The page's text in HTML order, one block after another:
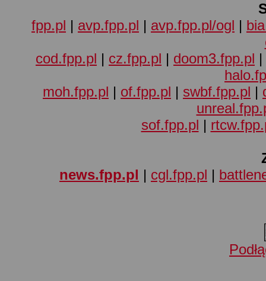
fpp.pl | avp.fpp.pl | avp.fpp.pl/ogl |
cod.fpp.pl | cz.fpp.pl | doom3.fpp.pl |
moh.fpp.pl | of.fpp.pl | swbf.fpp.pl |
sof.fpp.pl |
news.fpp.pl | cgl.fpp.pl |